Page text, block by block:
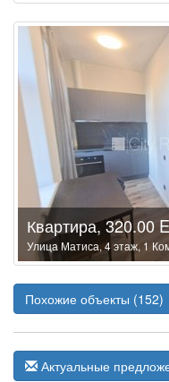
Квартира, 320.00
Улица Матиса, 4 этаж, 1
Похожие объекты (152)
Актуальные